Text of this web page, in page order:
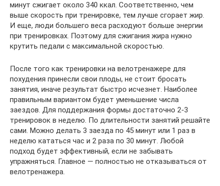
минут сжигает около 340 ккал. Соответственно, чем
выше скорость при тренировке, тем лучше сгорает жир.
И еще, люди большего веса расходуют больше энергии
при тренировках. Поэтому для сжигания жира нужно
крутить педали с максимальной скоростью.
После того как тренировки на велотренажере для
похудения принесли свои плоды, не стоит бросать
занятия, иначе результат быстро исчезнет. Наиболее
правильным вариантом будет уменьшение числа
заездов. Для поддержания формы достаточно 2-3
тренировок в неделю. По длительности занятий решайте
сами. Можно делать 3 заезда по 45 минут или 1 раз в
неделю кататься час и 2 раза по 30 минут. Любой
подход будет эффективный, если не забывать
упражняться. Главное — полностью не отказываться от
велотренажера.